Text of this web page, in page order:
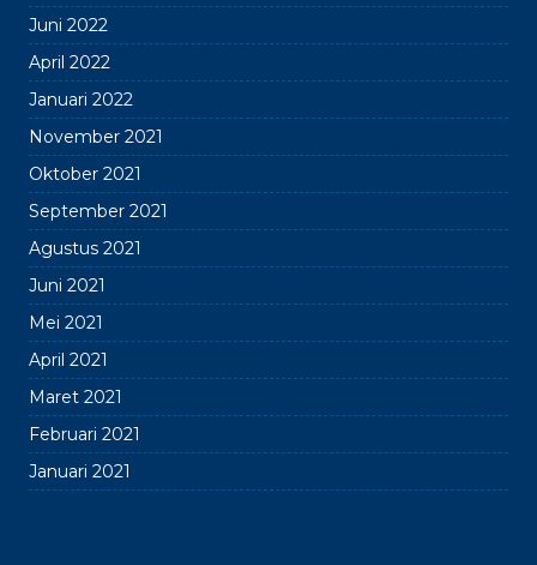
Juni 2022
April 2022
Januari 2022
November 2021
Oktober 2021
September 2021
Agustus 2021
Juni 2021
Mei 2021
April 2021
Maret 2021
Februari 2021
Januari 2021